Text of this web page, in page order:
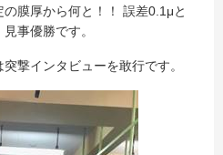
膜厚から何と！！ 誤差0.1μと
事優勝です。
撃インタビューを敢行です。